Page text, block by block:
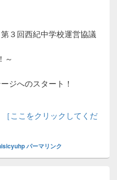
３回西紀中学校運営協議
～
ジへのスタート！
ここをクリックしてくだ
パーマリンク